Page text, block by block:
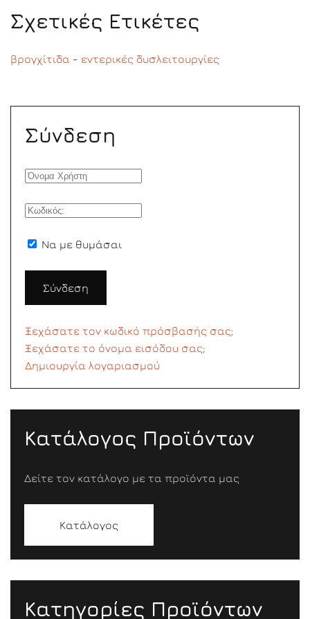
Σχετικές Ετικέτες
βρογχίτιδα - εντερικές δυσλειτουργίες
Σύνδεση
Να με θυμάσαι
Σύνδεση
Ξεχάσατε τον κωδικό πρόσβασής σας;
Ξεχάσατε το όνομα εισόδου σας;
Δημιουργία λογαριασμού
Κατάλογος Προϊόντων
Δείτε τον κατάλογο με τα προϊόντα μας
Κατάλογος
Κατηγορίες Προϊόντων